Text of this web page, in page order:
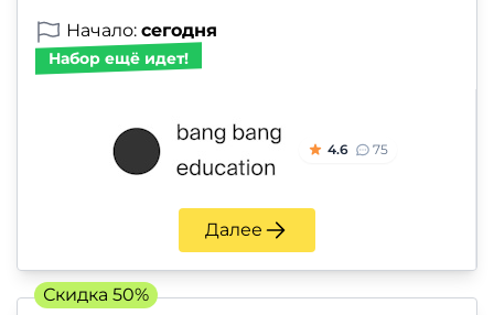
Начало: сегодня
Набор ещё идет!
4.6 75
Далее
Скидка 50%